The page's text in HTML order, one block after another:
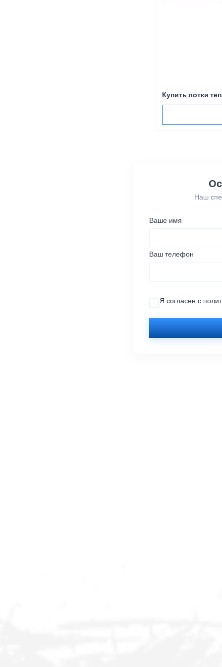
Купить лотки
Наш
Ваше имя
Ваш телефон
Я согласен с